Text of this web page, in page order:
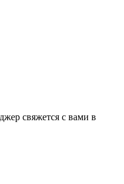
свяжется с вами в